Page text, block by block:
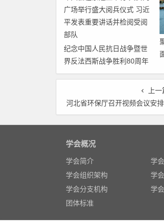
纪念中国人民抗日战争暨世
界反法西斯战争胜利80周年
大会在京隆重举行 天安门广
发表重要讲话并检阅受阅部
上一
河北省环保厅召开视频会议安排部署大气
学会概况
学会简介 学
学会组织架构
学
学会分支机构
学
团体标准